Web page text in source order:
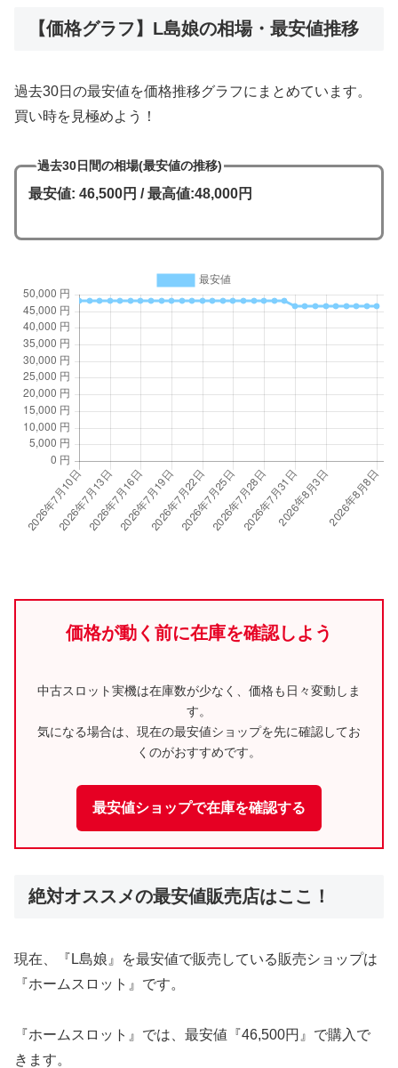
【価格グラフ】L島娘の相場・最安値推移
過去30日の最安値を価格推移グラフにまとめています。
買い時を見極めよう！
過去30日間の相場(最安値の推移)
最安値: 46,500円 / 最高値:48,000円
価格が動く前に在庫を確認しよう
中古スロット実機は在庫数が少なく、価格も日々変動しま
す。
気になる場合は、現在の最安値ショップを先に確認してお
くのがおすすめです。
最安値ショップで在庫を確認する
絶対オススメの最安値販売店はここ！
現在、『L島娘』を最安値で販売している販売ショップは
『ホームスロット』です。
『ホームスロット』では、最安値『46,500円』で購入で
きます。